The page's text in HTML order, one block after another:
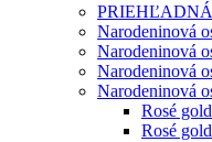
PRIEHĽADNÁ
Narodeninová
Narodeninová
Narodeninová
Narodeninová
Rosé
Rosé